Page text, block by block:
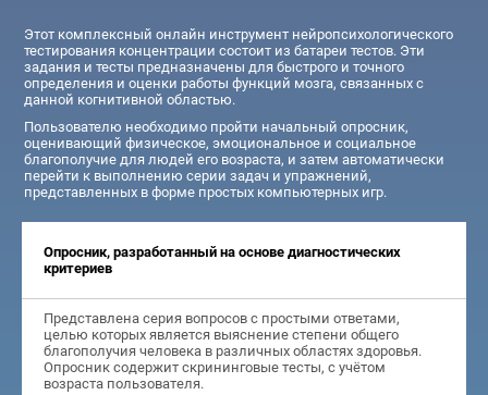
Этот комплексный онлайн инструмент нейропсихологического
тестирования концентрации состоит из батареи тестов. Эти
задания и тесты предназначены для быстрого и точного
определения и оценки работы функций мозга, связанных с
данной когнитивной областью.
Пользователю необходимо пройти начальный опросник,
оценивающий физическое, эмоциональное и социальное
благополучие для людей его возраста, и затем автоматически
перейти к выполнению серии задач и упражнений,
представленных в форме простых компьютерных игр.
Опросник, разработанный на основе диагностических
критериев
Представлена серия вопросов с простыми ответами,
целью которых является выяснение степени общего
благополучия человека в различных областях здоровья.
Опросник содержит скрининговые тесты, с учётом
возраста пользователя.